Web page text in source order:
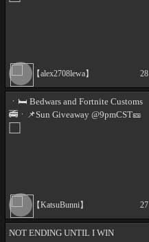
【alex2708lewa】 28
ㆍ🛏️ Bedwars and Fortnite Customs
🚎ㆍ📌Sun Giveaway @9pmCST🎫
【KatsuBunni】 27
NOT ENDING UNTIL I WIN